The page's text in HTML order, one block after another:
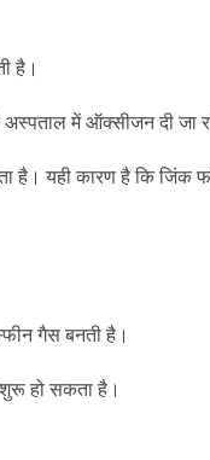
है।
में ऑक्सीजन दी जा
यही कारण है कि जिंक
गैस बनती है।
हो सकता है।